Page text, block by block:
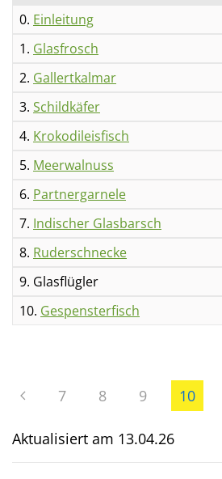
0. Einleitung
1. Glasfrosch
2. Gallertkalmar
3. Schildkäfer
4. Krokodileisfisch
5. Meerwalnuss
6. Partnergarnele
7. Indischer Glasbarsch
8. Ruderschnecke
9. Glasflügler
10. Gespensterfisch
7 8 9 10
Aktualisiert am 13.04.26